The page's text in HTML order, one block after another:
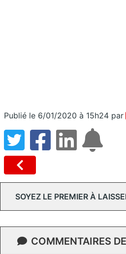
Publié le 6/01/2020 à 15h24 par
SOYEZ LE PREMIER À
COMMENTAIRES